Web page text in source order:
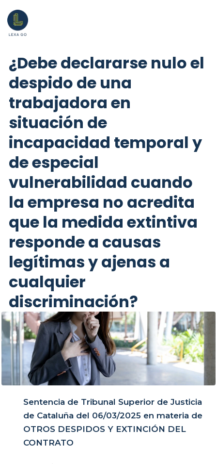
¿Debe declararse nulo el
despido de una
trabajadora en
situación de
incapacidad temporal y
de especial
vulnerabilidad cuando
la empresa no acredita
que la medida extintiva
responde a causas
legítimas y ajenas a
cualquier
discriminación?
Sentencia de Tribunal Superior de Justicia
de Cataluña del 06/03/2025 en materia de
OTROS DESPIDOS Y EXTINCIÓN DEL
CONTRATO